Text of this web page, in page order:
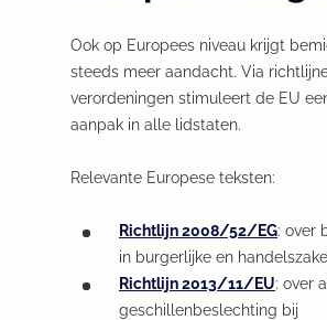
w
w d
w
Ook op Europees niveau krijgt
steeds meer aandacht. Via
verordeningen stimuleert de EU
aanpak in alle lidstaten.
Relevante Europese teksten:
Richtlijn 2008/52/EG(
O
p
e
: over
in burgerlijke en
Richtlijn 2013/11/EU(
O
: over
geschillenbeslechting bij